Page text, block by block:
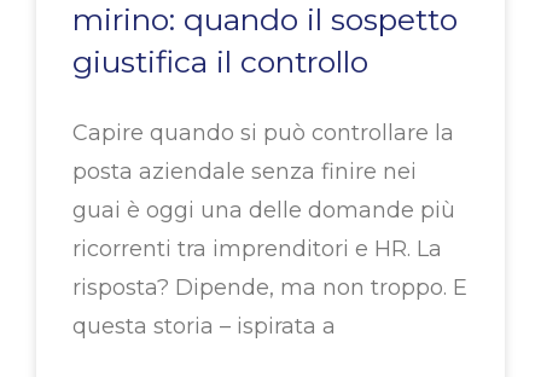
mirino: quando il sospetto
giustifica il controllo
Capire quando si può controllare la
posta aziendale senza finire nei
guai è oggi una delle domande più
ricorrenti tra imprenditori e HR. La
risposta? Dipende, ma non troppo. E
questa storia – ispirata a